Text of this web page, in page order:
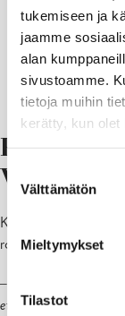
tukemiseen ja
jaamme
alan
sivustoamme.
tietoja muihin
kerätty, kun olet
Suostumuksen
valinta
Välttämätön
Mieltymykset
Tilastot
Widnäsin
Karin Widnäs haluaa
rohkaisivat häntä
–
He eivät koskaan
että kaikki lapset